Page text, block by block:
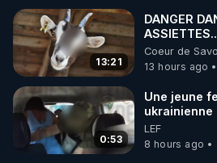
🌱 INSTAGRAM
https://www.instagram.com/
http://rgnr.li/instagram
🌱 LA NEWSLETTER
Pour ne pas rater l’actualité
13:21
DANGER
Coeur de
13 hours ago
0:53
Une jeune
ukrainienne
son ptit ami
enlevé par
LEF
8 hours ago